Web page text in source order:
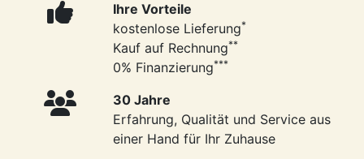
Ihre Vorteile
kostenlose Lieferung*
Kauf auf Rechnung**
0% Finanzierung***
30 Jahre
Erfahrung, Qualität und Service aus
einer Hand für Ihr Zuhause